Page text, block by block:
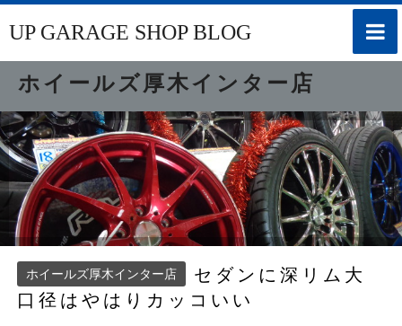
toggle
UP GARAGE SHOP BLOG
ホイールズ厚木インター店
ホイールズ厚木インター店
セダンに深リム大
口径はやはりカッコいい